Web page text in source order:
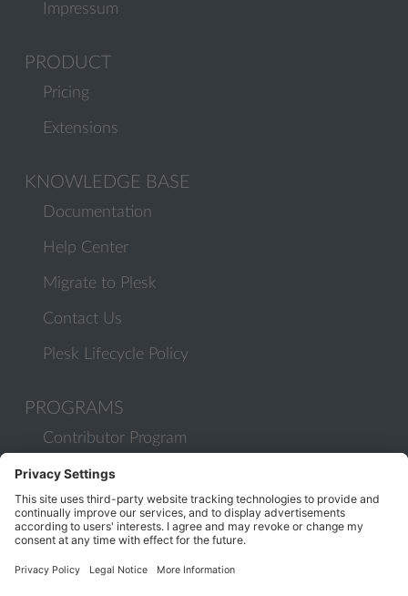
Impressum
PRODUCT
Pricing
Extensions
KNOWLEDGE BASE
Documentation
Help Center
Migrate to Plesk
Contact Us
Plesk Lifecycle Policy
PROGRAMS
Contributor Program
Partner Program
COMMUNITY